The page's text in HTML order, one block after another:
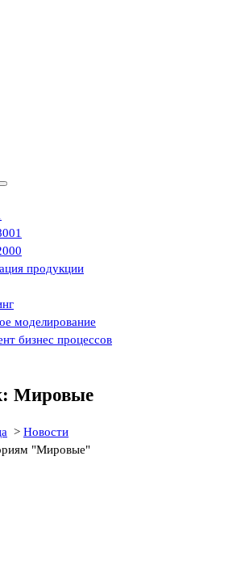
Уфе ( услуги по сертификации продукции ,
соответствия, отказного письма)
продукции
моделирование
бизнес процессов
Мировые
> Новости
"Мировые"